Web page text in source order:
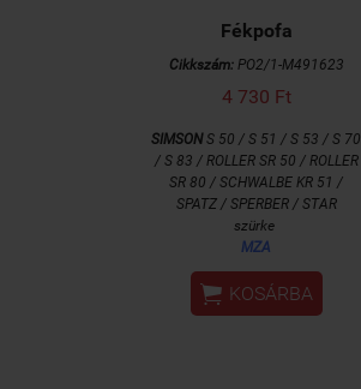
Fékpofa
Cikkszám:PO2/1-M491623
4 730 Ft
SIMSONS 50 / S 51 / S 53 / S 70
/ S 83 / ROLLER SR 50 / ROLLER
SR 80 / SCHWALBE KR 51 /
SPATZ / SPERBER / STAR
szürke
MZA
 KOSÁRBA